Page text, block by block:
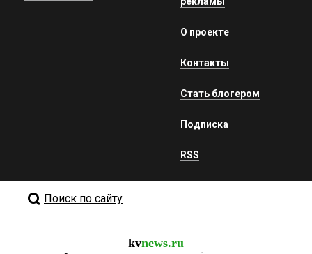
О проекте
Контакты
Стать блогером
Подписка
RSS
Поиск по сайту
kvnews.ru